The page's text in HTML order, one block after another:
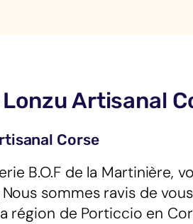
Artisanal
Corse
B.O.F de la
Nous sommes ravis de
région de Porticcio en